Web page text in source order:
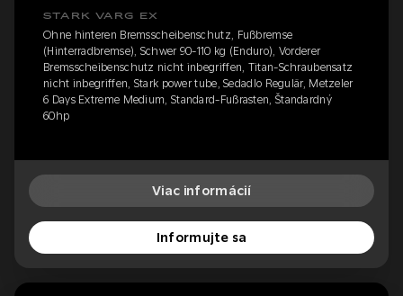
STARK VARG EX
Ohne hinteren Bremsscheibenschutz, Fußbremse
(Hinterradbremse), Schwer 90-110 kg (Enduro), Vorderer
Bremsscheibenschutz nicht inbegriffen, Titan-Schraubensatz
nicht inbegriffen, Stark power tube, Sedadlo Regulär, Metzeler
6 Days Extreme Medium, Standard-Fußrasten, Štandardný
60hp
Viac informácií
Informujte sa